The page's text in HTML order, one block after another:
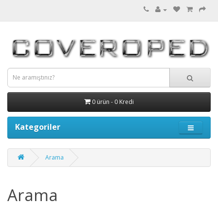
0 ürün - 0 Kredi
Kategoriler
Arama
Arama